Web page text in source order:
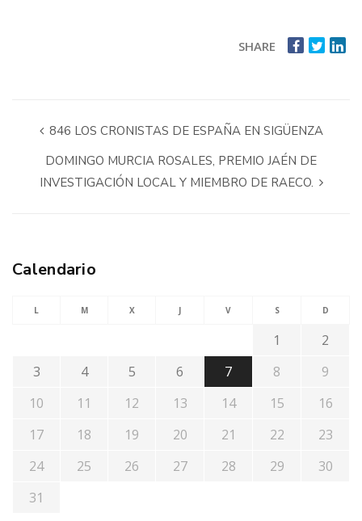
SHARE
846 LOS CRONISTAS DE ESPAÑA EN SIGÜENZA
DOMINGO MURCIA ROSALES, PREMIO JAÉN DE
INVESTIGACIÓN LOCAL Y MIEMBRO DE RAECO.
Calendario
L M X J V S D
1
2
3
4 5 6 7 8
9
10
11 12 13 14 15
16
17
18 19 20 21 22
23
24
25 26 27 28 29
30
31